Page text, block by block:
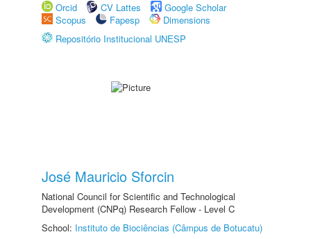
Orcid
CV Lattes
Google Scholar
Scopus
Fapesp
Dimensions
Repositório Institucional UNESP
José Mauricio Sforcin
National Council for Scientific and Technological
Development (CNPq) Research Fellow - Level C
School: Instituto de Biociências (Câmpus de Botucatu)